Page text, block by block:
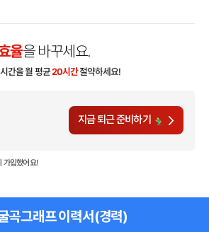
율을 바꾸세요.
간을 월 평균20시간절약하세요!
지금 퇴근 준비하기
가입했어요!
곡그래프 이력서(경력)